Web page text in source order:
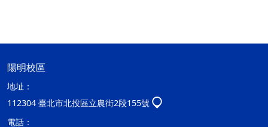
陽明校區
地址：
112304 臺北市北投區立農街2段155號
電話：